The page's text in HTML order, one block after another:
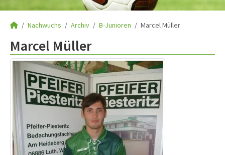
Nachwuchs Archiv B-Junioren Marcel Müller
Marcel Müller